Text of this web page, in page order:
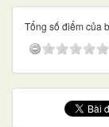
Tổng số điểm của